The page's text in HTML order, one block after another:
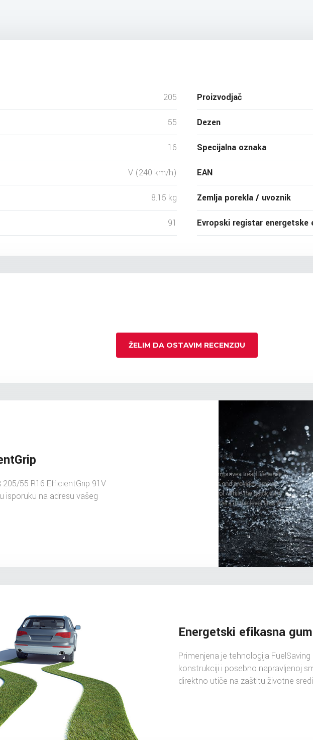
205
55
16
V (240 km/h)
8.15 kg
91
Proizvodjač
Dezen
Specijalna oznaka
EAN
Zemlja porekla / uvoznik
Evropski registar
ŽELIM DA OSTAVIM RECENZIJU
205/55 R16 EfficientGrip 91V
isporuku na adresu vašeg
Energetski efikasna
Primenjena je tehnologija
konstrukciji i posebno napravljenoj
direktno utiče na zaštitu životne